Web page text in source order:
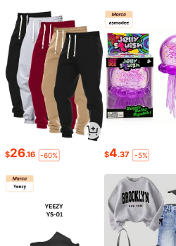
$26.16 -60% $4.37 -5%